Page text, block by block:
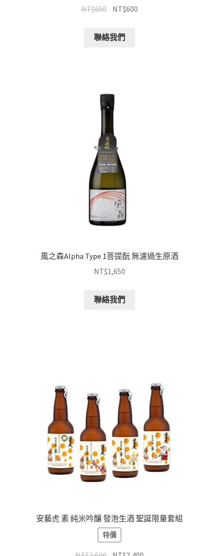
NT$650 NT$600
聯絡我們
風之森Alpha Type 1菩提酛 無濾過生原酒
NT$1,650
聯絡我們
安藝虎 素 純米吟釀 發泡生酒 聖誕限量套組
特價